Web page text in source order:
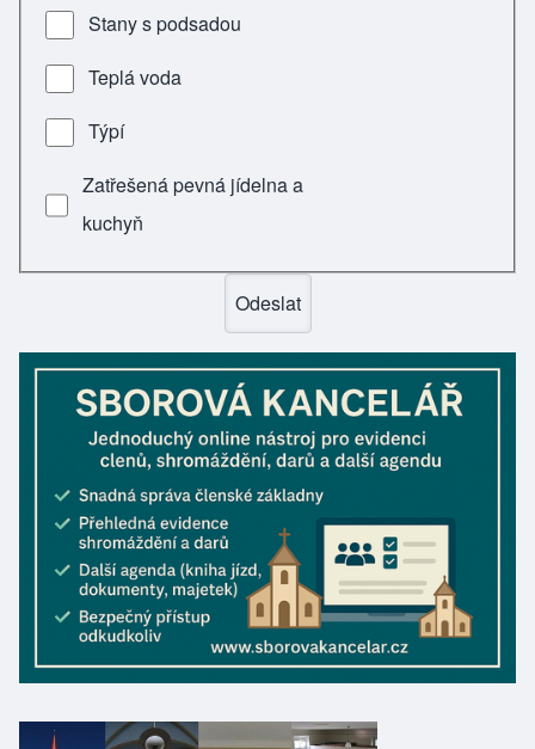
Stany s podsadou
Teplá voda
Týpí
Zatřešená pevná jídelna a
kuchyň